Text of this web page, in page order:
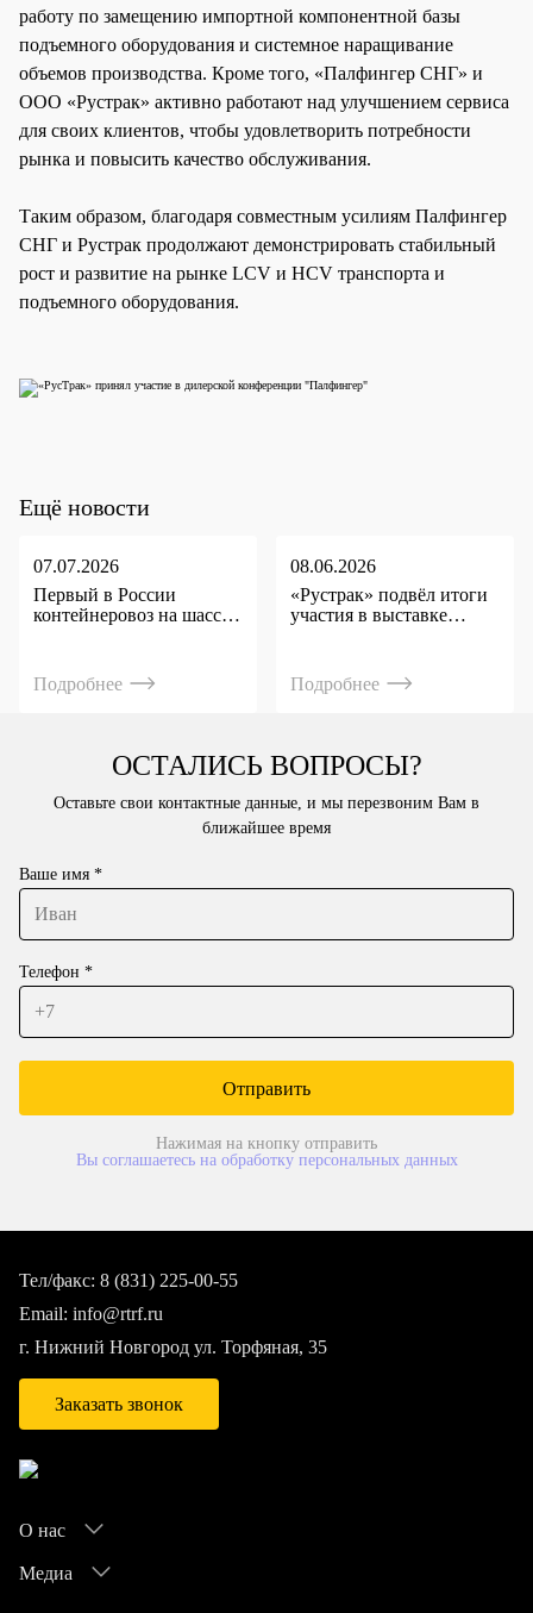
работу по замещению импортной компонентной базы
подъемного оборудования и системное наращивание
объемов производства. Кроме того, «Палфингер СНГ» и
ООО «Рустрак» активно работают над улучшением сервиса
для своих клиентов, чтобы удовлетворить потребности
рынка и повысить качество обслуживания.
Таким образом, благодаря совместным усилиям Палфингер
СНГ и Рустрак продолжают демонстрировать стабильный
рост и развитие на рынке LCV и НСV транспорта и
подъемного оборудования.
Ещё новости
07.07.2026
Первый в России
контейнеровоз на шасси
Подробнее
08.06.2026
«Рустрак» подвёл итоги
участия в выставке
Подробнее
ОСТАЛИСЬ ВОПРОСЫ?
Оставьте свои контактные данные, и мы перезвоним Вам в
ближайшее время
Ваше имя *
Телефон *
Нажимая на кнопку отправить
Вы соглашаетесь на обработку персональных данных
Тел/факс: 8 (831) 225-00-55
Email: info@rtrf.ru
г. Нижний Новгород ул. Торфяная, 35
Заказать звонок
О нас
Медиа